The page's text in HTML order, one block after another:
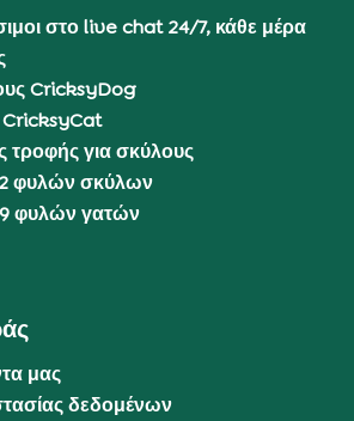
στο live chat 24/7, κάθε μέρα
CricksyDog
CricksyCat
τροφής για σκύλους
φυλών σκύλων
φυλών γατών
μας
δεδομένων